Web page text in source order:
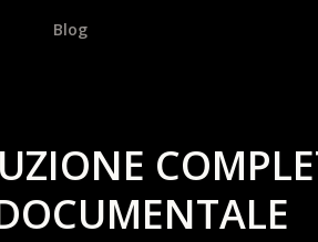
Blog